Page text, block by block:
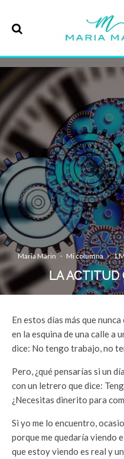
Maria Marin · Mi columna · 1
LA ACTITUD
En estos días más que
en la esquina de una calle a
dice: No tengo trabajo, no
Pero, ¿qué pensarías si un
con un letrero que dice:
¿Necesitas dinerito para
Si yo me lo encuentro,
porque me quedaría viendo
que estoy viendo es real y